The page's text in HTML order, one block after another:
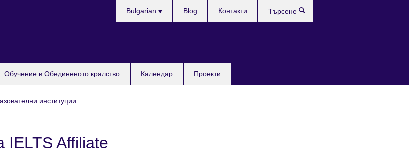
Обучение в Обединеното кралство Календар Проекти
Bulgarian Blog Контакти
институции
IELTS Affiliate